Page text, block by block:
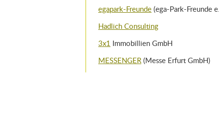
egapark-Freunde (ega-Park-Freunde
Hadlich Consulting
3x1 Immobillien GmbH
MESSENGER (Messe Erfurt GmbH)